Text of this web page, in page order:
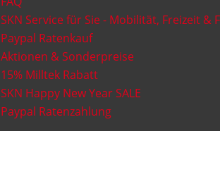
SKN Service für Sie - Mobilität, Freizeit &
Paypal Ratenkauf
Aktionen & Sonderpreise
15% Milltek Rabatt
SKN Happy New Year SALE
Paypal Ratenzahlung